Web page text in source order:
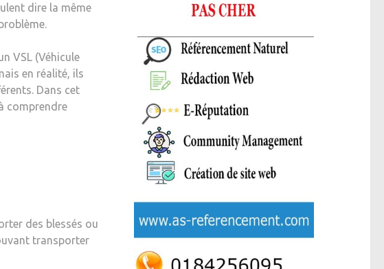
CONVENTIONNÉS
dire la même
VSL (Véhicule
en réalité, ils
Dans cet
comprendre
des blessés ou
transporter